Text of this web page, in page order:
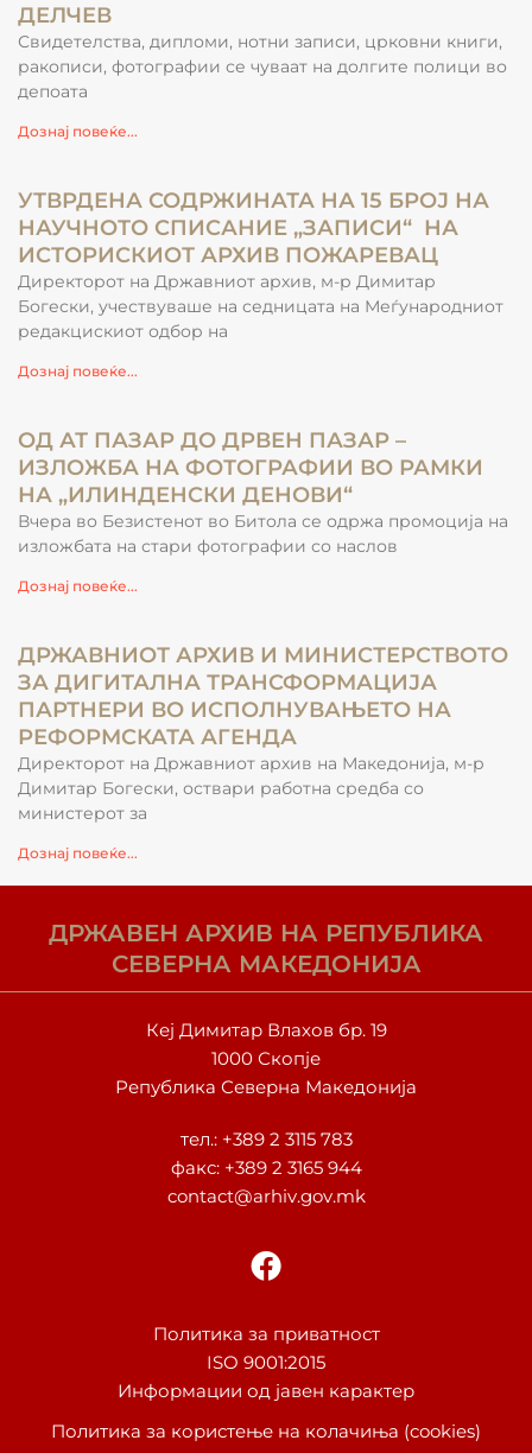
ДЕЛЧЕВ
Свидетелства, дипломи, нотни записи, црковни книги,
ракописи, фотографии се чуваат на долгите полици во
депоата
Дознај повеќе...
УТВРДЕНА СОДРЖИНАТА НА 15 БРОЈ НА
НАУЧНОТО СПИСАНИЕ „ЗАПИСИ“ НА
ИСТОРИСКИОТ АРХИВ ПОЖАРЕВАЦ
Директорот на Државниот архив, м-р Димитар
Богески, учествуваше на седницата на Меѓународниот
редакцискиот одбор на
Дознај повеќе...
ОД АТ ПАЗАР ДО ДРВЕН ПАЗАР –
ИЗЛОЖБА НА ФОТОГРАФИИ ВО РАМКИ
НА „ИЛИНДЕНСКИ ДЕНОВИ“
Вчера во Безистенот во Битола се одржа промоција на
изложбата на стари фотографии со наслов
Дознај повеќе...
ДРЖАВНИОТ АРХИВ И МИНИСТЕРСТВОТО
ЗА ДИГИТАЛНА ТРАНСФОРМАЦИЈА
ПАРТНЕРИ ВО ИСПОЛНУВАЊЕТО НА
РЕФОРМСКАТА АГЕНДА
Директорот на Државниот архив на Македонија, м-р
Димитар Богески, оствари работна средба со
министерот за
Дознај повеќе...
ДРЖАВЕН АРХИВ НА РЕПУБЛИКА
СЕВЕРНА МАКЕДОНИЈА
Кеј Димитар Влахов бр. 19
1000 Скопје
Република Северна Македонија
тел.: +389 2 3115 783
факс: +389 2 3165 944
contact@arhiv.gov.mk
F
a
e
b
o
o
Политика за приватност
ISO 9001:2015
Информации од јавен карактер
Политика за користење на колачиња (cookies)